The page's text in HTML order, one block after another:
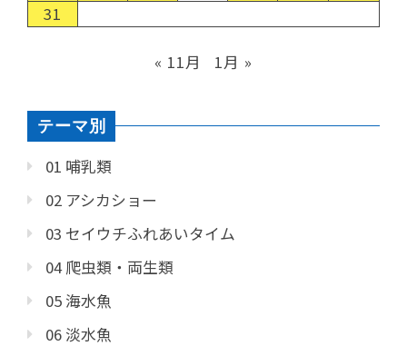
31
« 11月 1月 »
テーマ別
01 哺乳類
02 アシカショー
03 セイウチふれあいタイム
04 爬虫類・両生類
05 海水魚
06 淡水魚